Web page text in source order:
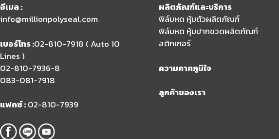
อีเมล​ :
info@millionpolyseal.com
เบอร์โทร :02-810-7918 ( Auto 10
Lines )​
02-810-7936-8
083-081-7918
แฟกซ์ :02-810-7939
ผลิตภัณฑ์และบริการ
ฟิล์มหด หุ้มตัวผลิตภัณฑ์
ฟิล์มหด หุ้มปากขวดผลิตภัณฑ์
สติกเกอร์
ความภาคภูมิใจ
ลูกค้าของเรา